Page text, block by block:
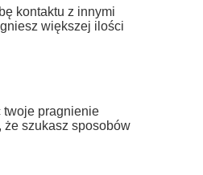
kontaktu z innymi
większej ilości
twoje pragnienie
że szukasz sposobów